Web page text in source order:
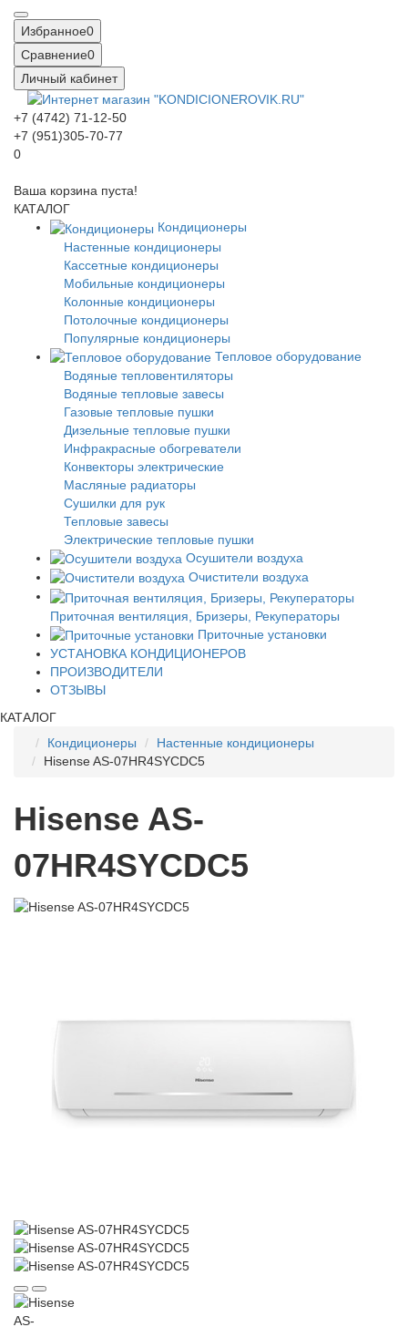
Избранное0
Сравнение0
Личный кабинет
+7 (4742) 71-12-50
+7 (951)305-70-77
0
Ваша корзина пуста!
КАТАЛОГ
Кондиционеры
Настенные кондиционеры
Кассетные кондиционеры
Мобильные кондиционеры
Колонные кондиционеры
Потолочные кондиционеры
Популярные кондиционеры
Тепловое оборудование
Водяные тепловентиляторы
Водяные тепловые завесы
Газовые тепловые пушки
Дизельные тепловые пушки
Инфракрасные обогреватели
Конвекторы электрические
Масляные радиаторы
Сушилки для рук
Тепловые завесы
Электрические тепловые пушки
Осушители воздуха
Очистители воздуха
Приточная вентиляция, Бризеры, Рекуператоры
Приточные установки
УСТАНОВКА КОНДИЦИОНЕРОВ
ПРОИЗВОДИТЕЛИ
ОТЗЫВЫ
КАТАЛОГ
Кондиционеры
Настенные кондиционеры
Hisense AS-07HR4SYCDC5
Hisense AS-
07HR4SYCDC5